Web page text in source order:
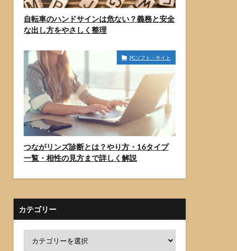
自転車のハンドサインは危ない？義務と安全
な出し方をやさしく整理
PCソフト・サイト
つながリンズ診断とは？やり方・16タイプ
一覧・相性の見方まで詳しく解説
カテゴリー